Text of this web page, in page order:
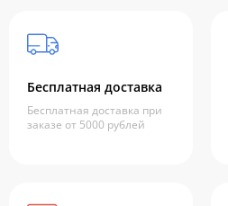
Бесплатная доставка
Бесплатная доставка при
заказе от 5000 рублей